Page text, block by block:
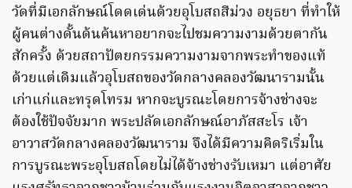
วัดที่มีเอกลักษณ์โดดเด่นด้วยอุโบสถสีม่วง อยุธยา ที่ทำให้
ผู้คนต่างดั้นด้นค้นหาอยากจะไปชมความงามด้วยตากัน
สักครั้ง ด้วยสถาปัตยกรรมความงามจากพระทำของแท้
ด้วยแต่เดิมแล้วอุโบสถของวัดกลางคลองวัฒนารามนั้น
เก่าแก่และทรุดโทรม หากจะบูรณะโดยการจ้างช่างจะ
ต้องใช้ปัจจัยมาก พระปลัดเอกลักษณ์อาภัสสะโร เจ้า
อาวาสวัดกลางคลองวัฒนาราม จึงได้มีความคิดริเริ่มใน
การบูรณะพระอุโบสถโดยไม่ได้จ้างช่างรับเหมา แต่อาศัย